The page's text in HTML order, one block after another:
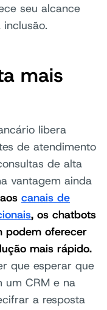
seu alcance
mais
libera
de atendimento
de alta
vantagem ainda
canais de
, os chatbots
podem oferecer
mais rápido.
que esperar que
um CRM e na
a resposta